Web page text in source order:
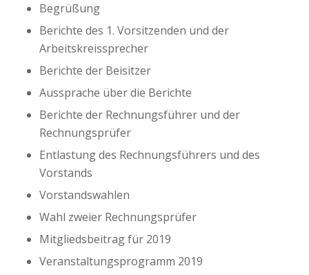
Begrüßung
Berichte des 1. Vorsitzenden und der
Arbeitskreissprecher
Berichte der Beisitzer
Aussprache über die Berichte
Berichte der Rechnungsführer und der
Rechnungsprüfer
Entlastung des Rechnungsführers und des
Vorstands
Vorstandswahlen
Wahl zweier Rechnungsprüfer
Mitgliedsbeitrag für 2019
Veranstaltungsprogramm 2019